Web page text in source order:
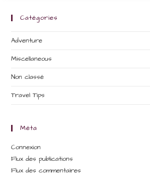
Catégories
Adventure
Miscellaneous
Non classé
Travel Tips
Méta
Connexion
Flux des publications
Flux des commentaires